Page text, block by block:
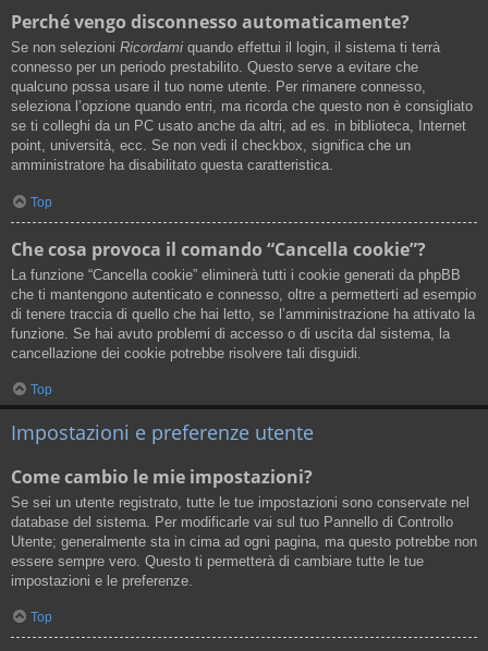
Perché vengo disconnesso automaticamente?
Se non selezioni Ricordami quando effettui il login, il sistema ti terrà
connesso per un periodo prestabilito. Questo serve a evitare che
qualcuno possa usare il tuo nome utente. Per rimanere connesso,
seleziona l’opzione quando entri, ma ricorda che questo non è consigliato
se ti colleghi da un PC usato anche da altri, ad es. in biblioteca, Internet
point, università, ecc. Se non vedi il checkbox, significa che un
amministratore ha disabilitato questa caratteristica.
Top
Che cosa provoca il comando “Cancella cookie”?
La funzione “Cancella cookie” eliminerà tutti i cookie generati da phpBB
che ti mantengono autenticato e connesso, oltre a permetterti ad esempio
di tenere traccia di quello che hai letto, se l’amministrazione ha attivato la
funzione. Se hai avuto problemi di accesso o di uscita dal sistema, la
cancellazione dei cookie potrebbe risolvere tali disguidi.
Top
Impostazioni e preferenze utente
Come cambio le mie impostazioni?
Se sei un utente registrato, tutte le tue impostazioni sono conservate nel
database del sistema. Per modificarle vai sul tuo Pannello di Controllo
Utente; generalmente sta in cima ad ogni pagina, ma questo potrebbe non
essere sempre vero. Questo ti permetterà di cambiare tutte le tue
impostazioni e le preferenze.
Top